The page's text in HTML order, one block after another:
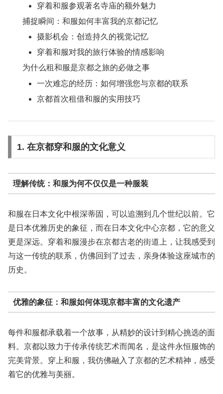
穿着和服参观著名寺庙的额外魅力
捕捉瞬间：和服如何丰富我的京都记忆
摄影机会：创造持久的视觉记忆
穿着和服对我的旅行体验的情感影响
为什么租和服是京都之旅的必做之事
一次难忘的经历：如何增强您与京都的联系
京都首次租借和服的实用技巧
1. 在京都穿和服的文化意义
理解传统：和服为何不仅仅是一种服装
和服在日本文化中根深蒂固，可以追溯到几个世纪以前。它
是日本优雅历史的象征，而在日本文化中心京都，它的意义
更是深远。穿着和服漫步在京都古老的街道上，让我感受到
与这一传统的联系，仿佛回到了过去，亲身体验这座城市的
历史。
优雅的象征：和服如何体现京都丰富的文化遗产
每件和服都承载着一个故事，从精妙的设计到精心挑选的面
料。京都以致力于传承传统艺术而闻名，是这件永恒服饰的
完美背景。穿上和服，我仿佛融入了京都的艺术精神，感受
着它的优雅与美丽。